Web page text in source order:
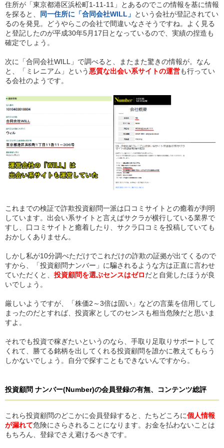
住所が「東京都港区浜松町1-11-11」とあるのでこの情報を基に情報
を探ると、
同一住所に「合同会社WILL」 という会社が登記されてい
るのを発見。どうやらこの会社で間違いなさそうですね。よく見る
と登記したのが平成30年5月17日となっているので、実績の捏造も
確定でしょう。
次に「合同会社WILL」で調べると、またまた驚きの情報が。なん
と、「ミレニアム」という悪質な出会い系サイトの運営も行ってい
る会社のようです。
これまでの検証で詐欺投資顧問一派は口コミサイトとの癒着が判明
しています。出会い系サイトと言えばサクラが横行している業界で
すし、口コミサイトと癒着したり、サクラ口コミを投稿していても
おかしくありません。
しかし私が10分調べただけでこれだけの詐欺の証拠が出てくるので
すから、「投資顧問ナンバー」に騙されるような方は正直に言わせ
ていただくと、 投資顧問を選ぶセンスはゼロだと自覚したほうが良
いでしょう。
厳しいようですが、「株価2～3倍は固い」などの言葉を信用してし
まったのだとすれば、投資家としてのセンスも相当危険だと思いま
すよ。
それでも投資で稼ぎたいというのなら、手取り足取りサポートして
くれて、勝てる銘柄を出してくれる投資顧問を誰かに教えてもらう
しかないでしょう。自分で探すこともできないんですから。
投資顧問 ナンバー(Number)の会員登録の有無、コンテンツ総評
これら投資顧問のどこかに会員登録すると、たちどころに個人情報
が漏れて危険にさらされることになります。お金を払わないことは
もちろん、登録でさえ避けるべきです。